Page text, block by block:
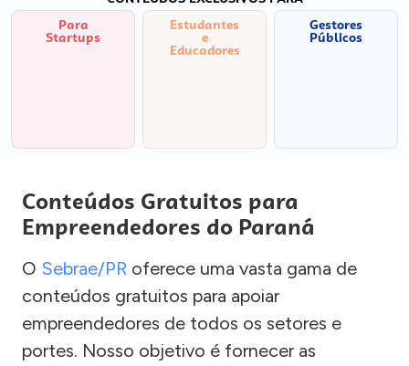
Para
Startups
Estudantes
e
Educadores
Gestores
Públicos
Conteúdos Gratuitos para
Empreendedores do Paraná
O Sebrae/PR oferece uma vasta gama de
conteúdos gratuitos para apoiar
empreendedores de todos os setores e
portes. Nosso objetivo é fornecer as